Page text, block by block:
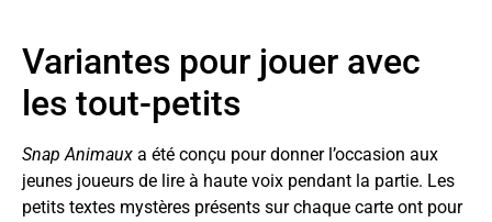
Variantes pour jouer avec
les tout-petits
Snap Animaux a été conçu pour donner l’occasion aux
jeunes joueurs de lire à haute voix pendant la partie. Les
petits textes mystères présents sur chaque carte ont pour